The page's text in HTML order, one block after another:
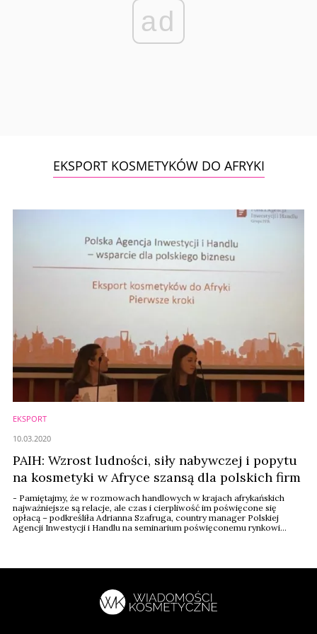
ad
EKSPORT KOSMETYKÓW DO AFRYKI
EKSPORT
PAIH: Wzrost ludności, siły nabywczej i popytu
na kosmetyki w Afryce szansą dla polskich firm
- Pamiętajmy, że w rozmowach handlowych w krajach afrykańskich
najważniejsze są relacje, ale czas i cierpliwość im poświęcone się
opłacą – podkreśliła Adrianna Szafruga, country manager Polskiej
Agencji Inwestycji i Handlu na seminarium poświęconemu rynkowi
10.03.2020